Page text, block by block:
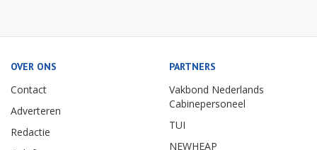
OVER ONS
Contact
Adverteren
Redactie
PARTNERS
Vakbond Nederlands
Cabinepersoneel
TUI
NEWHEAP